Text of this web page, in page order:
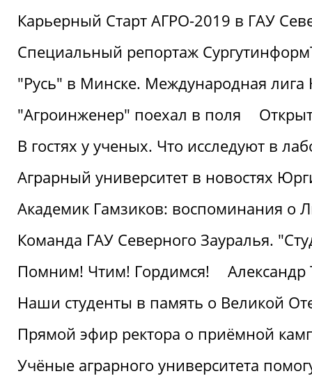
Карьерный Старт АГРО-2019 в ГАУ
Специальный репортаж
"Русь" в Минске. Международная
"Агроинженер" поехал в поля
В гостях у ученых. Что исследуют в
Аграрный университет в новостях
Академик Гамзиков: воспоминания о
Команда ГАУ Северного Зауралья.
Помним! Чтим! Гордимся!
Наши студенты в память о Великой
Прямой эфир ректора о приёмной
Учёные аграрного университета